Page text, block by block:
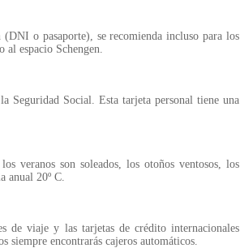
o pasaporte), se recomienda incluso para los
al espacio Schengen.
Seguridad Social. Esta tarjeta personal tiene una
veranos son soleados, los otoños ventosos, los
anual 20º C.
de viaje y las tarjetas de crédito internacionales
siempre encontrarás cajeros automáticos.